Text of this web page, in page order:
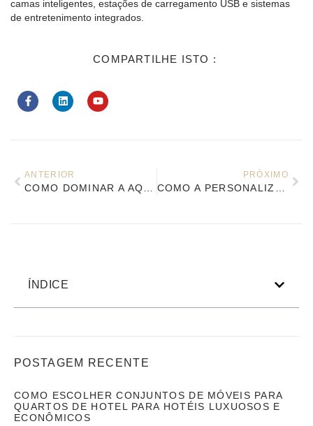
camas inteligentes, estações de carregamento USB e sistemas
de entretenimento integrados.
COMPARTILHE ISTO :
ANTERIOR PRÓXIMO
ÍNDICE
POSTAGEM RECENTE
COMO ESCOLHER CONJUNTOS DE MÓVEIS PARA
QUARTOS DE HOTEL PARA HOTÉIS LUXUOSOS E
ECONÔMICOS